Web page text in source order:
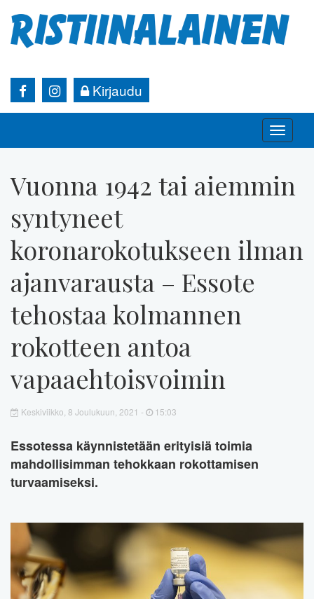
Kirjaudu
Toggle
Vuonna 1942 tai aiemmin
syntyneet
koronarokotukseen ilman
ajanvarausta – Essote
tehostaa kolmannen
rokotteen antoa
vapaaehtoisvoimin
Keskiviikko, 8 Joulukuun, 2021 - 15:03
Essotessa käynnistetään erityisiä toimia
mahdollisimman tehokkaan rokottamisen
turvaamiseksi.